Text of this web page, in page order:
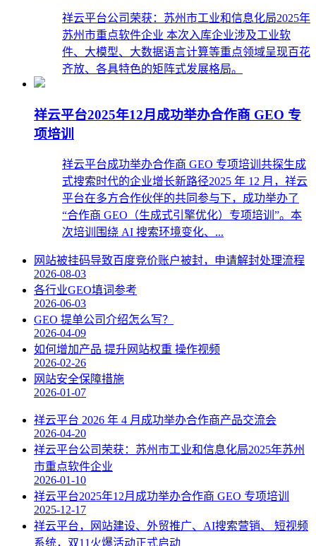
祥云平台公司荣获：苏州市工业和信息化局2025年
苏州市重点软件企业 本次入库企业涉及工业软
件、大模型、大数据语言计算等重点领域呈现百花
齐放、各具特色的矩阵式发展格局。
祥云平台2025年12月成功举办合作商 GEO 专
项培训
祥云平台成功举办合作商 GEO 专项培训共探生成
式搜索时代的企业增长新路径2025 年 12 月，祥云
平台在多方合作伙伴的共同参与下，成功举办了
“合作商 GEO（生成式引擎优化）专项培训”。本
次培训围绕 AI 搜索环境变化、...
网站被挂码导致百度竞价账户被封，申请解封处理流程
2026-08-03
各行业GEO填词参考
2026-06-03
GEO 提单公司介绍怎么写？
2026-04-09
如何增加产品 提升网站权重 操作视频
2026-02-26
网站安全保障措施
2026-01-07
祥云平台 2026 年 4 月成功举办合作商产品交流会
2026-04-20
祥云平台公司荣获：苏州市工业和信息化局2025年苏州
市重点软件企业
2026-01-10
祥云平台2025年12月成功举办合作商 GEO 专项培训
2025-12-17
祥云平台，网站建设、外贸推广、AI搜索营销、 短视频
系统，双11火爆活动正式启动